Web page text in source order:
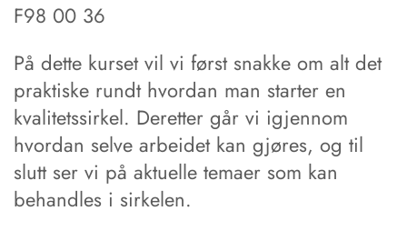
F98 00 36
På dette kurset vil vi først snakke om alt det
praktiske rundt hvordan man starter en
kvalitetssirkel. Deretter går vi igjennom
hvordan selve arbeidet kan gjøres, og til
slutt ser vi på aktuelle temaer som kan
behandles i sirkelen.